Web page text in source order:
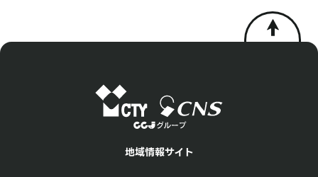
地域情報サイト